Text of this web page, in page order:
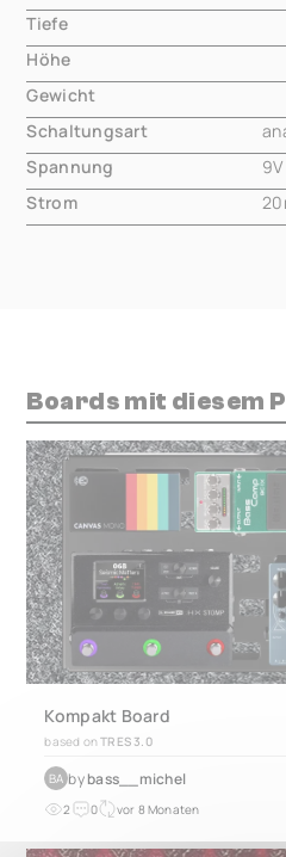
Tiefe
Höhe
Gewicht
Schaltungsart
Spannung
Strom
Boards mit diesem
Kompakt Board
based on TRES 3.0
BA bybass__michel
2 0 vor 8 Monaten